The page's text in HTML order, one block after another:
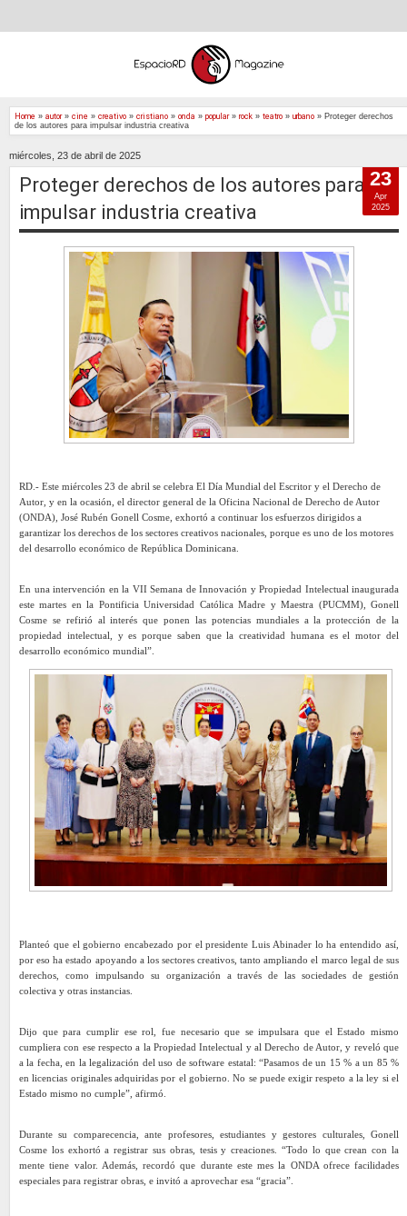
Home » autor» cine » creativo » cristiano » onda » popular» rock » teatro » urbano » Proteger derechos
de los autores para impulsar industria creativa
miércoles, 23 de abril de 2025
Proteger derechos de los autores para
impulsar industria creativa
RD.- Este miércoles 23 de abril se celebra El Día Mundial del Escritor y el Derecho de
Autor, y en la ocasión, el director general de la Oficina Nacional de Derecho de Autor
(ONDA), José Rubén Gonell Cosme, exhortó a continuar los esfuerzos dirigidos a
garantizar los derechos de los sectores creativos nacionales, porque es uno de los motores
del desarrollo económico de República Dominicana.
En una intervención en la VII Semana de Innovación y Propiedad Intelectual inaugurada
este martes en la Pontificia Universidad Católica Madre y Maestra (PUCMM), Gonell
Cosme se refirió al interés que ponen las potencias mundiales a la protección de la
propiedad intelectual, y es porque saben que la creatividad humana es el motor del
desarrollo económico mundial”.
Planteó que el gobierno encabezado por el presidente Luis Abinader lo ha entendido así,
por eso ha estado apoyando a los sectores creativos, tanto ampliando el marco legal de sus
derechos, como impulsando su organización a través de las sociedades de gestión
colectiva y otras instancias.
Dijo que para cumplir ese rol, fue necesario que se impulsara que el Estado mismo
cumpliera con ese respecto a la Propiedad Intelectual y al Derecho de Autor, y reveló que
a la fecha, en la legalización del uso de software estatal: “Pasamos de un 15 % a un 85 %
en licencias originales adquiridas por el gobierno. No se puede exigir respeto a la ley si el
Estado mismo no cumple”, afirmó.
Durante su comparecencia, ante profesores, estudiantes y gestores culturales, Gonell
Cosme los exhortó a registrar sus obras, tesis y creaciones. “Todo lo que crean con la
mente tiene valor. Además, recordó que durante este mes la ONDA ofrece facilidades
especiales para registrar obras, e invitó a aprovechar esa “gracia”.
23
Apr
2025